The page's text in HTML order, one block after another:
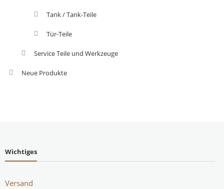
Tank / Tank-Teile
Tür-Teile
Service Teile und Werkzeuge
Neue Produkte
Wichtiges
Versand